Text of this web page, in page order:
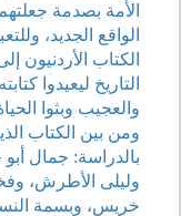
الأمة بصدمة
الواقع الجديد،
الكتاب الأردنيون
التاريخ ليعيدوا
والعجيب وبثوا
ومن بين الكتاب
بالدراسة: جمال
وليلى الأطرش،
خريس، وبسمة